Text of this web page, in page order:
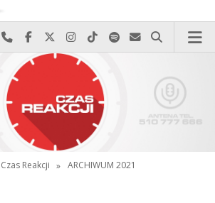
Najlepiej po prostu do nas zadzwoń
Odwiedź nas na Facebook-u
Odwiedź nas na X
Odwiedź nas na Instagram-ie
Odwiedź nas na TikTok-u
Szukaj nas na Spotify
Wyślij do nas
Szukaj
Czas Reakcji » ARCHIWUM 2021